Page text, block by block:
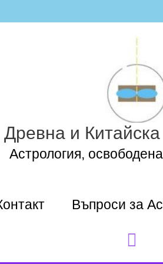
Древна и
Астрология,
Въпроси за